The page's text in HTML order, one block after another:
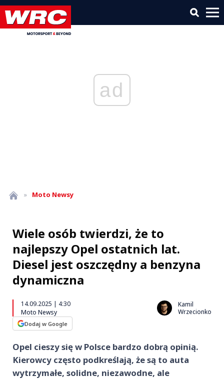
ad
» Moto Newsy
Wiele osób twierdzi, że to
najlepszy Opel ostatnich lat.
Diesel jest oszczędny a benzyna
dynamiczna
14.09.2025 | 4:30
Moto Newsy
Dodaj w Google
Kamil
Wrzecionko
Opel cieszy się w Polsce bardzo dobrą opinią.
Kierowcy często podkreślają, że są to auta
wytrzymałe, solidne, niezawodne, ale